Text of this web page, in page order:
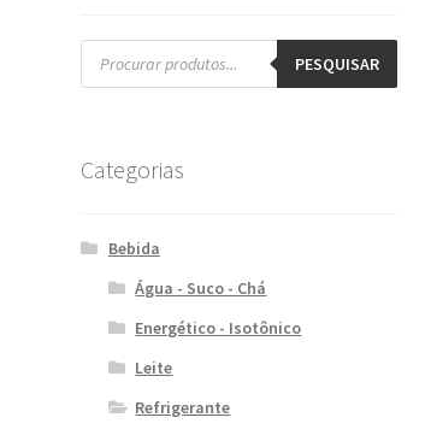
Pesquisar
produtos PESQUISAR
Categorias
Bebida
Água - Suco - Chá
Energético - Isotônico
Leite
Refrigerante